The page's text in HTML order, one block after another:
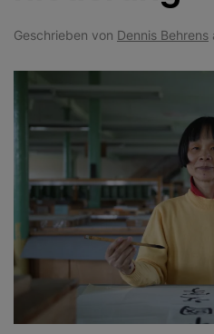
Geschrieben von Dennis Behrens